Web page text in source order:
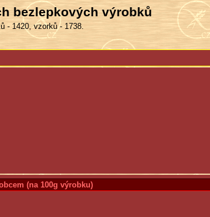
bezlepkových výrobků
- 1420, vzorků - 1738.
(na 100g výrobku)